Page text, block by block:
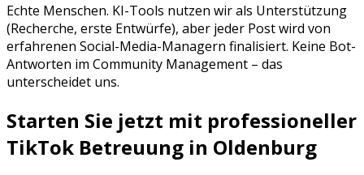
Echte Menschen. KI-Tools nutzen wir als Unterstützung
(Recherche, erste Entwürfe), aber jeder Post wird von
erfahrenen Social-Media-Managern finalisiert. Keine Bot-
Antworten im Community Management – das
unterscheidet uns.
Starten Sie jetzt mit professioneller
TikTok Betreuung in Oldenburg